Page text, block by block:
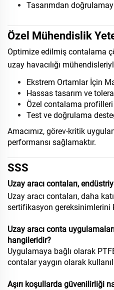
Tasarımdan
Özel Mühendislik
Optimize edilmiş contalama
uzay havacılığı
Ekstrem Ortamlar İçin
Hassas tasarım ve
Özel contalama profilleri
Test ve doğrulama
Amacımız, görev-kritik
performansı sağlamaktır.
SSS
Uzay aracı contaları,
Uzay aracı contaları, daha
sertifikasyon gereksinimlerini
Uzay aracı conta
hangileridir?
Uygulamaya bağlı olarak
contalar yaygın olarak
Aşırı koşullarda güvenilirliği